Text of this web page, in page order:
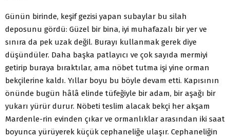
Günün birinde, keşif gezisi yapan subaylar bu silah
deposunu gördü: Güzel bir bina, iyi muhafazalı bir yer ve
sınıra da pek uzak değil. Burayı kullanmak gerek diye
düşündüler. Daha başka patlayıcı ve çok sayıda mermiyi
getirip buraya bıraktılar, ama nöbet tutma işi yine orman
bekçilerine kaldı. Yıllar boyu bu böyle devam etti. Kapısının
önünde bugün hâlâ elinde tüfeğiyle bir adam, bir aşağı bir
yukarı yürür durur. Nöbeti teslim alacak bekçi her akşam
Mardenle-rin evinden çıkar ve ormanlıklar arasından iki saat
boyunca yürüyerek küçük cephaneliğe ulaşır. Cephaneliğin